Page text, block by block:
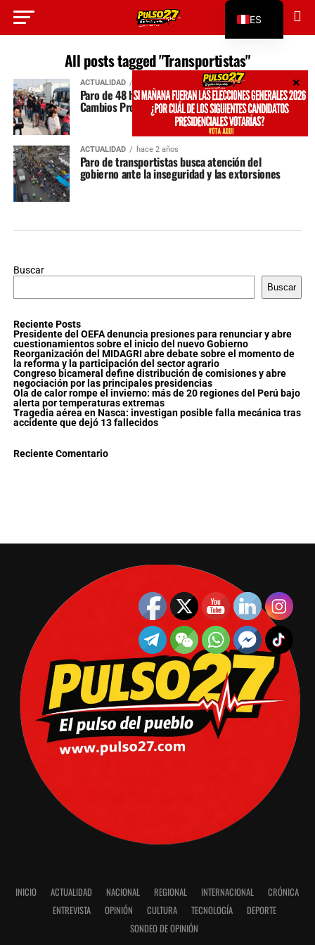
All posts tagged "Transportistas"
ACTUALIDAD
Paro de 48 horas: Transportistas y Jóvenes Exigen
Cambios Profundos en Perú
ACTUALIDAD hace 2 años
Paro de transportistas busca atención del
gobierno ante la inseguridad y las extorsiones
Buscar
Buscar
Reciente Posts
Presidente del OEFA denuncia presiones para renunciar y abre
cuestionamientos sobre el inicio del nuevo Gobierno
Reorganización del MIDAGRI abre debate sobre el momento de
la reforma y la participación del sector agrario
Congreso bicameral define distribución de comisiones y abre
negociación por las principales presidencias
Ola de calor rompe el invierno: más de 20 regiones del Perú bajo
alerta por temperaturas extremas
Tragedia aérea en Nasca: investigan posible falla mecánica tras
accidente que dejó 13 fallecidos
Reciente Comentario
INICIO ACTUALIDAD NACIONAL REGIONAL INTERNACIONAL
CRÓNICA
ENTREVISTA
OPINIÓN CULTURA TECNOLOGÍA
DEPORTE
SONDEO DE OPINIÓN
ES
EN